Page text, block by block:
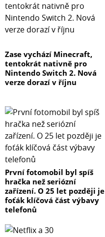
Zase vychází Minecraft,
tentokrát nativně pro
Nintendo Switch 2. Nová
verze dorazí v říjnu
První fotomobil byl spíš
hračka než seriózní
zařízení. O 25 let později je
foťák klíčová část výbavy
telefonů